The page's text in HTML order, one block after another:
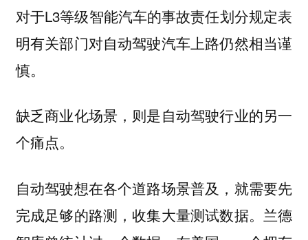
对于L3等级智能汽车的事故责任划分规定表
明有关部门对自动驾驶汽车上路仍然相当谨
慎。
缺乏商业化场景，则是自动驾驶行业的另一
个痛点。
自动驾驶想在各个道路场景普及，就需要先
完成足够的路测，收集大量测试数据。兰德